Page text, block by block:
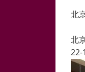
北
北
22-